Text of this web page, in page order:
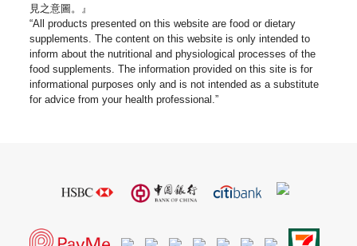
見之意圖。』
“All products presented on this website are food or dietary
supplements. The content on this website is only intended to
inform about the nutritional and physiological processes of the
food supplements. The information provided on this site is for
informational purposes only and is not intended as a substitute
for advice from your health professional.”